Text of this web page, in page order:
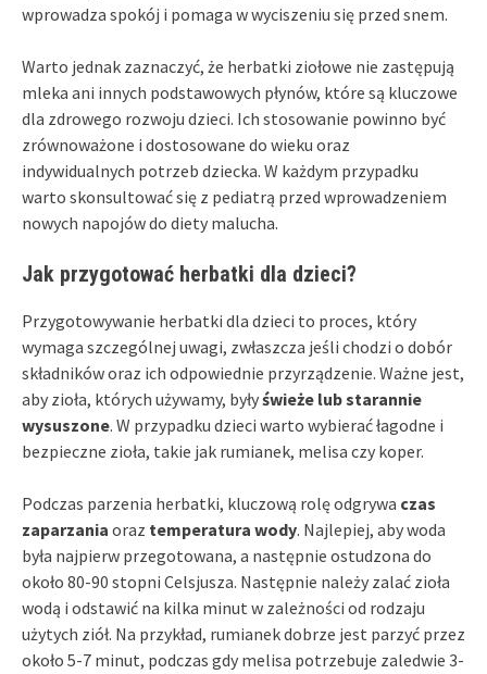
wprowadza spokój i pomaga w wyciszeniu się przed snem.
Warto jednak zaznaczyć, że herbatki ziołowe nie zastępują
mleka ani innych podstawowych płynów, które są kluczowe
dla zdrowego rozwoju dzieci. Ich stosowanie powinno być
zrównoważone i dostosowane do wieku oraz
indywidualnych potrzeb dziecka. W każdym przypadku
warto skonsultować się z pediatrą przed wprowadzeniem
nowych napojów do diety malucha.
Jak przygotować herbatki dla dzieci?
Przygotowywanie herbatki dla dzieci to proces, który
wymaga szczególnej uwagi, zwłaszcza jeśli chodzi o dobór
składników oraz ich odpowiednie przyrządzenie. Ważne jest,
aby zioła, których używamy, byłyświeże lub starannie
wysuszone. W przypadku dzieci warto wybierać łagodne i
bezpieczne zioła, takie jak rumianek, melisa czy koper.
Podczas parzenia herbatki, kluczową rolę odgrywa czas
zaparzania oraz temperatura wody. Najlepiej, aby woda
była najpierw przegotowana, a następnie ostudzona do
około 80-90 stopni Celsjusza. Następnie należy zalać zioła
wodą i odstawić na kilka minut w zależności od rodzaju
użytych ziół. Na przykład, rumianek dobrze jest parzyć przez
około 5-7 minut, podczas gdy melisa potrzebuje zaledwie 3-